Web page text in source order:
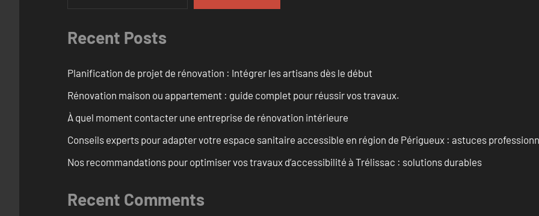
Recent Posts
Planification de projet de rénovation : Intégrer les artisans dès le début
Rénovation maison ou appartement : guide complet pour réussir vos travaux.
À quel moment contacter une entreprise de rénovation intérieure
Conseils experts pour adapter votre espace sanitaire accessible en région de Périgueux : astuces
Nos recommandations pour optimiser vos travaux d’accessibilité à Trélissac : solutions durables
Recent Comments